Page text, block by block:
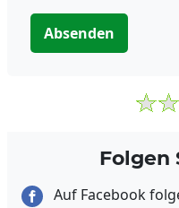
Absenden
Folgen
Auf Facebook